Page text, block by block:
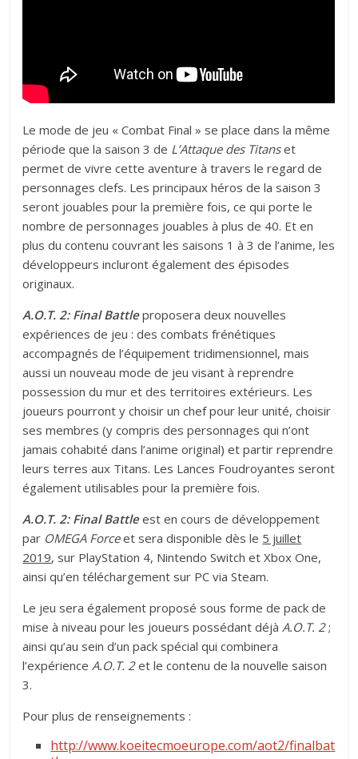
Le mode de jeu « Combat Final » se place dans la même
période que la saison 3 de L’Attaque des Titanset
permet de vivre cette aventure à travers le regard de
personnages clefs. Les principaux héros de la saison 3
seront jouables pour la première fois, ce qui porte le
nombre de personnages jouables à plus de 40. Et en
plus du contenu couvrant les saisons 1 à 3 de l’anime, les
développeurs incluront également des épisodes
originaux.
A.O.T. 2: Final Battleproposera deux nouvelles
expériences de jeu : des combats frénétiques
accompagnés de l’équipement tridimensionnel, mais
aussi un nouveau mode de jeu visant à reprendre
possession du mur et des territoires extérieurs. Les
joueurs pourront y choisir un chef pour leur unité, choisir
ses membres (y compris des personnages qui n’ont
jamais cohabité dans l’anime original) et partir reprendre
leurs terres aux Titans. Les Lances Foudroyantes seront
également utilisables pour la première fois.
A.O.T. 2: Final Battleest en cours de développement
par OMEGA Forceet sera disponible dès le 5 juillet
2019, sur PlayStation 4, Nintendo Switch et Xbox One,
ainsi qu’en téléchargement sur PC via Steam.
Le jeu sera également proposé sous forme de pack de
mise à niveau pour les joueurs possédant déjà A.O.T. 2;
ainsi qu’au sein d’un pack spécial qui combinera
l’expérience A.O.T. 2et le contenu de la nouvelle saison
3.
Pour plus de renseignements :
http://www.koeitecmoeurope.com/aot2/finalbat